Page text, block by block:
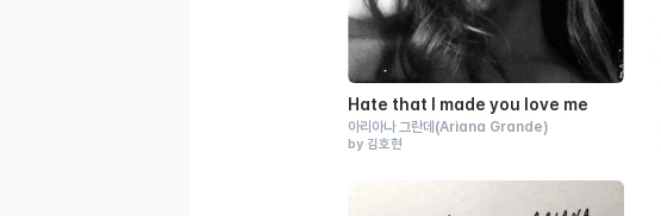
Hate that I made you love me
아리아나 그란데 (Ariana Grande)
by 김호현